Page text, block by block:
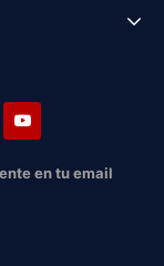
en tu email